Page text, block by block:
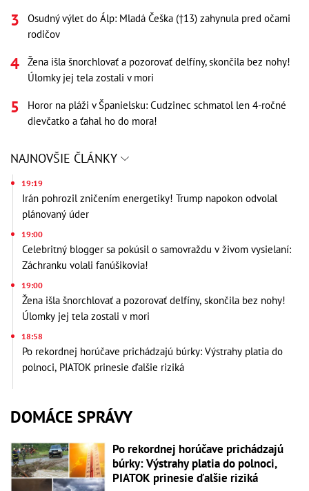
Osudný výlet do Álp: Mladá Češka (†13) zahynula pred očami
rodičov
Žena išla šnorchlovať a pozorovať delfíny, skončila bez nohy!
Úlomky jej tela zostali v mori
Horor na pláži v Španielsku: Cudzinec schmatol len 4-ročné
dievčatko a ťahal ho do mora!
NAJNOVŠIE ČLÁNKY
19:19
Irán pohrozil zničením energetiky! Trump napokon odvolal
plánovaný úder
19:00
Celebritný blogger sa pokúsil o samovraždu v živom vysielaní:
Záchranku volali fanúšikovia!
19:00
Žena išla šnorchlovať a pozorovať delfíny, skončila bez nohy!
Úlomky jej tela zostali v mori
18:58
Po rekordnej horúčave prichádzajú búrky: Výstrahy platia do
polnoci, PIATOK prinesie ďalšie riziká
DOMÁCE SPRÁVY
Po rekordnej horúčave prichádzajú
búrky: Výstrahy platia do polnoci,
PIATOK prinesie ďalšie riziká